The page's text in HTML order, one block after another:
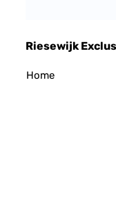
Riesewijk
Home